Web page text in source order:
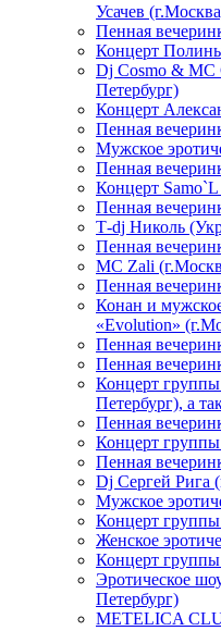
Усачев
Пенная
Концерт
Dj Cosmo & МС
Петербург)
Концерт
Пенная
Мужское
Пенная
Концерт
Пенная
Т-dj Николь
Пенная
МС Zali
Пенная
Конан и
«Evolution»
Пенная
Пенная
Концерт
Петербург), а
Пенная
Концерт
Пенная
Dj Сергей Рига
Мужское
Концерт
Женское
Концерт
Эротическое
Петербург)
METELICA